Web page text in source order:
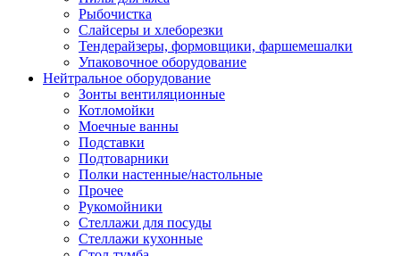
Рыбочистка
Слайсеры и хлеборезки
Тендерайзеры, формовщики, фаршемешалки
Упаковочное оборудование
Нейтральное оборудование
Зонты вентиляционные
Котломойки
Моечные ванны
Подставки
Подтоварники
Полки настенные/настольные
Прочее
Рукомойники
Стеллажи для посуды
Стеллажи кухонные